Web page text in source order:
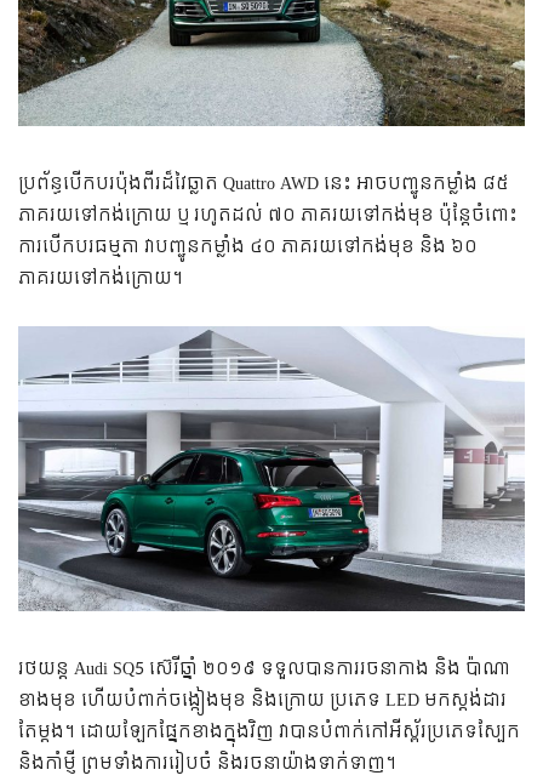
ប្រព័ន្ធ​បើកបរ​ប៉ុង​ពីរ​ដ៏​វៃឆ្លាត Quattro AWD ​នេះ អាច​បញ្ជូន​កម្លាំង​ ៨៥
ភាគរយ​ទៅ​កង់​​ក្រោយ ឬ រហូត​ដល់ ៧០ ភាគរយ​ទៅ​កង់​មុខ ប៉ុន្តែ​ចំពោះ​
ការ​បើកបរ​ធម្មតា វា​បញ្ជូន​កម្លាំង ៤០ ភាគរយ​ទៅ​កង់​មុខ និង ៦០
ភាគរយ​ទៅ​កង់​ក្រោយ។
រថយន្ត​ Audi SQ5 ស៊េរី​ឆ្នាំ ២០១៩ ​ទទួល​បាន​ការ​រចនា​កាង និង ប៉ាណា​
ខាង​មុខ​ ហើយបំពាក់​ចង្កៀង​មុខ និង​ក្រោយ ប្រភេទ LED មក​ស្តង់ដារ​
តែម្តង។ ដោយឡែក​ផ្នែក​ខាង​ក្នុង​វិញ វា​បាន​បំពាក់​កៅអី​ស្ព័រ​ប្រភេទ​ស្បែក
និង​កាំម្ញី ព្រមទាំង​ការ​រៀបចំ និង​រចនា​យ៉ាង​ទាក់ទាញ។